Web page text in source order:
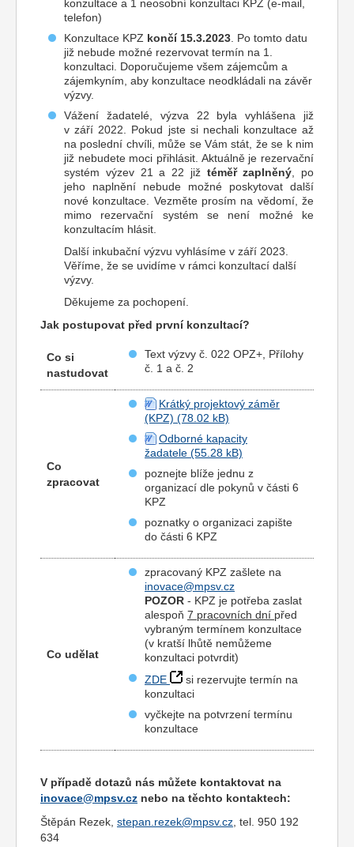
konzultace a 1 neosobní konzultaci KPZ (e-mail,
telefon)
Konzultace KPZ končí 15.3.2023. Po tomto datu
již nebude možné rezervovat termín na 1.
konzultaci. Doporučujeme všem zájemcům a
zájemkyním, aby konzultace neodkládali na závěr
výzvy.
Vážení žadatelé, výzva 22 byla vyhlášena již
v září 2022. Pokud jste si nechali konzultace až
na poslední chvíli, může se Vám stát, že se k nim
již nebudete moci přihlásit. Aktuálně je rezervační
systém výzev 21 a 22 již téměř zaplněný, po
jeho naplnění nebude možné poskytovat další
nové konzultace. Vezměte prosím na vědomí, že
mimo rezervační systém se není možné ke
konzultacím hlásit.
Další inkubační výzvu vyhlásíme v září 2023.
Věříme, že se uvidíme v rámci konzultací další
výzvy.
Děkujeme za pochopení.
Jak postupovat před první konzultací?
Co si
nastudovat
Text výzvy č. 022 OPZ+, Přílohy
č. 1 a č. 2
Co
zpracovat
Krátký projektový záměr
(KPZ)
Odborné kapacity
žadatele
poznejte blíže jednu z
organizací dle pokynů v části 6
KPZ
poznatky o organizaci zapište
do části 6 KPZ
Co udělat
zpracovaný KPZ zašlete na
inovace@mpsv.cz
POZOR - KPZ je potřeba zaslat
alespoň 7 pracovních dní před
vybraným termínem konzultace
(v kratší lhůtě nemůžeme
konzultaci potvrdit)
ZDE
si rezervujte termín na
konzultaci
vyčkejte na potvrzení termínu
konzultace
V případě dotazů nás můžete kontaktovat na
inovace@mpsv.cz nebo na těchto kontaktech:
Štěpán Rezek, stepan.rezek@mpsv.cz, tel. 950 192
634